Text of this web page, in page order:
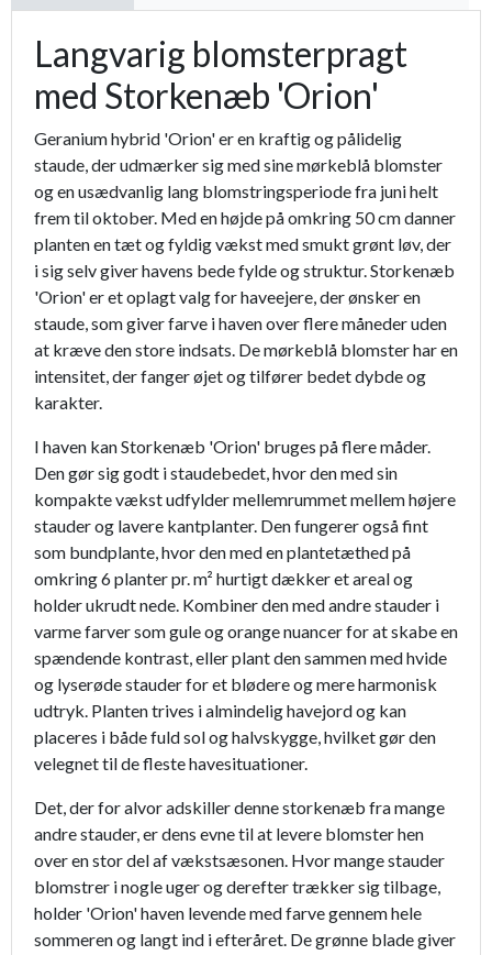
Langvarig blomsterpragt
med Storkenæb 'Orion'
Geranium hybrid 'Orion' er en kraftig og pålidelig
staude, der udmærker sig med sine mørkeblå blomster
og en usædvanlig lang blomstringsperiode fra juni helt
frem til oktober. Med en højde på omkring 50 cm danner
planten en tæt og fyldig vækst med smukt grønt løv, der
i sig selv giver havens bede fylde og struktur. Storkenæb
'Orion' er et oplagt valg for haveejere, der ønsker en
staude, som giver farve i haven over flere måneder uden
at kræve den store indsats. De mørkeblå blomster har en
intensitet, der fanger øjet og tilfører bedet dybde og
karakter.
I haven kan Storkenæb 'Orion' bruges på flere måder.
Den gør sig godt i staudebedet, hvor den med sin
kompakte vækst udfylder mellemrummet mellem højere
stauder og lavere kantplanter. Den fungerer også fint
som bundplante, hvor den med en plantetæthed på
omkring 6 planter pr. m² hurtigt dækker et areal og
holder ukrudt nede. Kombiner den med andre stauder i
varme farver som gule og orange nuancer for at skabe en
spændende kontrast, eller plant den sammen med hvide
og lyserøde stauder for et blødere og mere harmonisk
udtryk. Planten trives i almindelig havejord og kan
placeres i både fuld sol og halvskygge, hvilket gør den
velegnet til de fleste havesituationer.
Det, der for alvor adskiller denne storkenæb fra mange
andre stauder, er dens evne til at levere blomster hen
over en stor del af vækstsæsonen. Hvor mange stauder
blomstrer i nogle uger og derefter trækker sig tilbage,
holder 'Orion' haven levende med farve gennem hele
sommeren og langt ind i efteråret. De grønne blade giver